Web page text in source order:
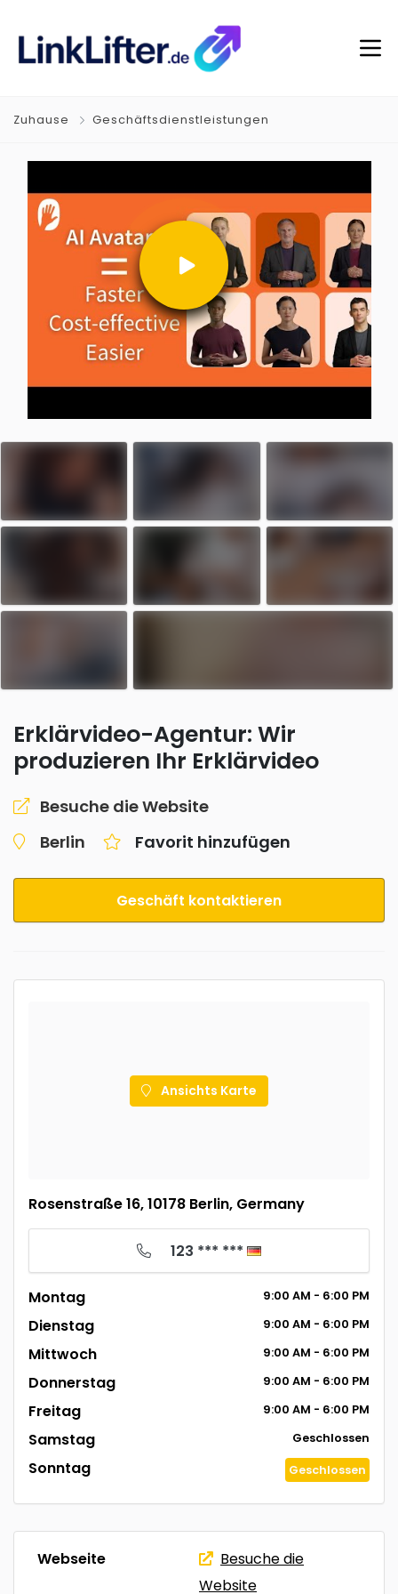
Zuhause Geschäftsdienstleistungen
Erklärvideo-Agentur: Wir
produzieren Ihr Erklärvideo
Besuche die Website
Berlin
Favorit hinzufügen
Geschäft kontaktieren
Ansichts Karte
Rosenstraße 16, 10178 Berlin, Germany
123 *** ***
Montag 9:00 AM - 6:00 PM
Dienstag 9:00 AM - 6:00 PM
Mittwoch 9:00 AM - 6:00 PM
Donnerstag 9:00 AM - 6:00 PM
Freitag 9:00 AM - 6:00 PM
Samstag Geschlossen
Sonntag Geschlossen
Webseite
Besuche die
Website